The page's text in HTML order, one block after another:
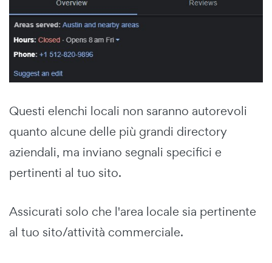
Questi elenchi locali non saranno autorevoli
quanto alcune delle più grandi directory
aziendali, ma inviano segnali specifici e
pertinenti al tuo sito.
Assicurati solo che l'area locale sia pertinente
al tuo sito/attività commerciale.